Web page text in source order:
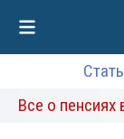
Все о пенсиях